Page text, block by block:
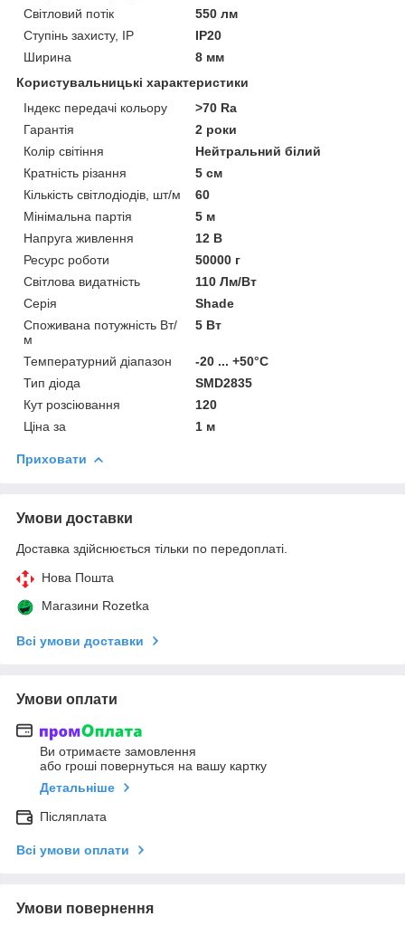
Світловий потік
550 лм
Ступінь захисту, IP
IP20
Ширина
8 мм
Користувальницькі характеристики
Індекс передачі кольору
>70 Ra
Гарантія
2 роки
Колір світіння
Нейтральний білий
Кратність різання
5 см
Кількість світлодіодів, шт/м
60
Мінімальна партія
5 м
Напруга живлення
12 В
Ресурс роботи
50000 г
Світлова видатність
110 Лм/Вт
Серія
Shade
Споживана потужність Вт/
м
5 Вт
Температурний діапазон
-20 ... +50°С
Тип діода
SMD2835
Кут розсіювання
120
Ціна за
1 м
Приховати
Умови доставки
Доставка здійснюється тільки по передоплаті.
Нова Пошта
Магазини Rozetka
Всі умови доставки
Умови оплати
Ви отримаєте замовлення
або гроші повернуться на вашу картку
Детальніше
Післяплата
Всі умови оплати
Умови повернення